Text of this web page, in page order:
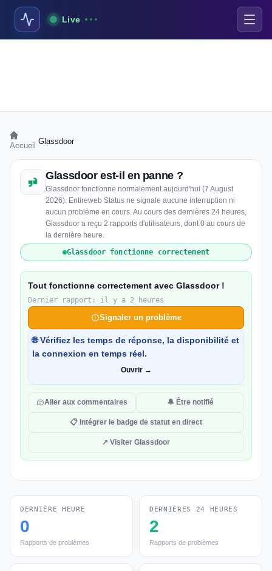
Live
Accueil Glassdoor
Glassdoor est-il en panne ?
Glassdoor fonctionne normalement aujourd'hui (7 August
2026). Entireweb Status ne signale aucune interruption ni
aucun problème en cours. Au cours des dernières 24 heures,
Glassdoor a reçu 2 rapports d'utilisateurs, dont 0 au cours de
la dernière heure.
Glassdoor fonctionne correctement
Tout fonctionne correctement avec Glassdoor !
Dernier rapport: il y a 2 heures
Signaler un problème
🌐 Vérifiez les temps de réponse, la disponibilité et
la connexion en temps réel.
Ouvrir →
Aller aux commentaires 🔔 Être notifié
📋 Intégrer le badge de statut en direct
↗ Visiter Glassdoor
DERNIÈRE HEURE
0
Rapports de problèmes
DERNIÈRES 24 HEURES
2
Rapports de problèmes